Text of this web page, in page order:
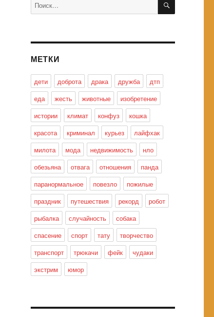
МЕТКИ
дети доброта драка дружба
дтп
еда
жесть животные
изобретение
истории
климат конфуз
кошка
красота
криминал курьез
лайфхак
милота
мода недвижимость
нло
обезьяна
отвага отношения
панда
паранормальное
повезло
пожилые
праздник
путешествия рекорд
робот
рыбалка
случайность
собака
спасение
спорт тату
творчество
транспорт
трюкачи фейк
чудаки
экстрим
юмор